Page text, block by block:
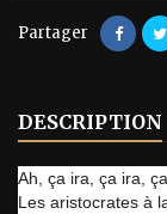
Partager
DESCRIPTION
Ah, ça ira, ça ira,
Les aristocrates à